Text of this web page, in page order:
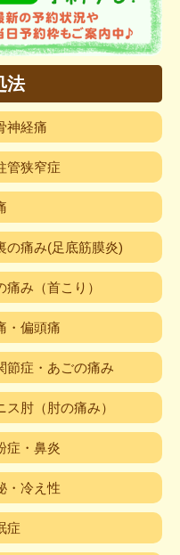
法
神経痛
管狭窄症
の痛み(足底筋膜炎)
痛み（首こり）
・偏頭痛
節症・あごの痛み
ス肘（肘の痛み）
症・鼻炎
・冷え性
症